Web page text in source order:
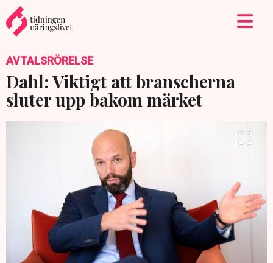
AVTALSRÖRELSE
Dahl: Viktigt att branscherna
sluter upp bakom märket